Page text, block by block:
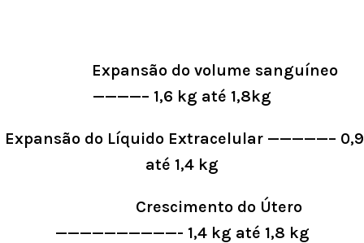
Expansão do volume sanguíneo
————– 1,6 kg até 1,8kg
Expansão do Líquido Extracelular —————– 0,9
até 1,4 kg
Crescimento do Útero
——————————- 1,4 kg até 1,8 kg